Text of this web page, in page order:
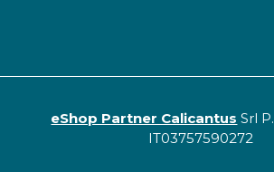
eShop Partner Calicantus Srl
IT03757590272